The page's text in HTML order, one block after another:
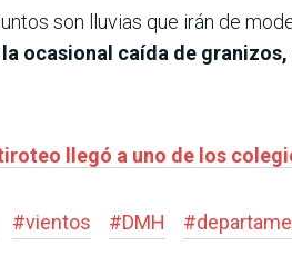
son lluvias que irán de
ocasional caída de
llegó a uno de los
#vientos #DMH #